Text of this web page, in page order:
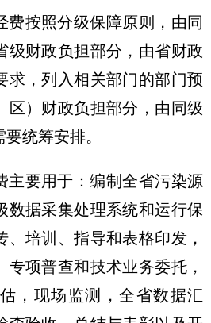
费按照分级保障原则，由同
级财政负担部分，由省财政
求，列入相关部门的部门预
区）财政负担部分，由同级
统筹安排。
主要用于：编制全省污染源
数据采集处理系统和运行保
、培训、指导和表格印发，
专项普查和技术业务委托，
，现场监测，全省数据汇